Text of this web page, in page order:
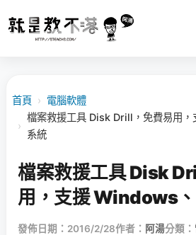
首頁 › 電腦軟體
›
檔案救援工具 Disk Drill，免費易用
系統
檔案救援工具 Disk
用，支援 Windows
發佈日期：2016/2/28作者： 阿湯分類：